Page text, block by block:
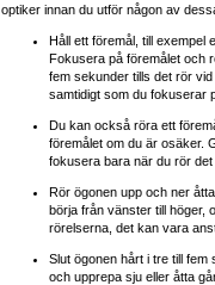
optiker innan du utför någon av
Håll ett föremål, till exempel
Fokusera på föremålet och
fem sekunder tills det rör
samtidigt som du fokuserar
Du kan också röra ett
föremålet om du är osäker.
fokusera bara när du rör det
Rör ögonen upp och ner
börja från vänster till höger,
rörelserna, det kan vara
Slut ögonen hårt i tre till fem
och upprepa sju eller åtta